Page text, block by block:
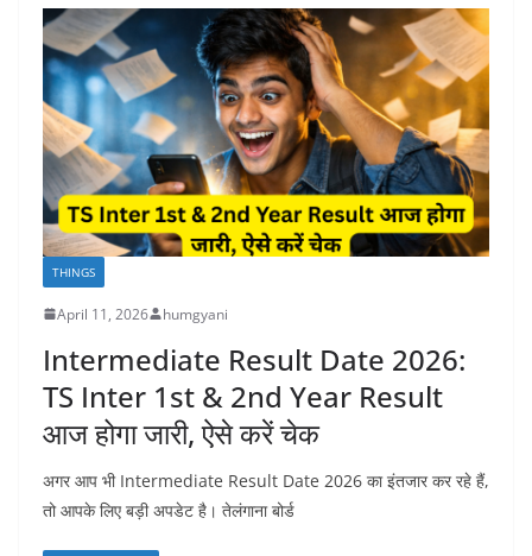
THINGS
April 11, 2026 humgyani
Intermediate Result Date 2026:
TS Inter 1st & 2nd Year Result
आज होगा जारी, ऐसे करें चेक
अगर आप भी Intermediate Result Date 2026 का इंतजार कर रहे हैं,
तो आपके लिए बड़ी अपडेट है। तेलंगाना बोर्ड